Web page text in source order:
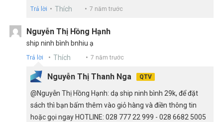
Trả lời Thích 7 năm trước
Nguyễn Thị Hồng Hạnh
ship ninh bình bnhiu ạ
Trả lời Thích 7 năm trước
Nguyễn Thị Thanh Nga QTV
@Nguyễn Thị Hồng Hạnh: dạ ship ninh bình 29k, để đặt
sách thì bạn bấm thêm vào giỏ hàng và điền thông tin
hoặc gọi ngay HOTLINE: 028 777 22 999 - 028 6682 5005